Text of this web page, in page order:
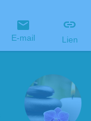
E-mail Lien